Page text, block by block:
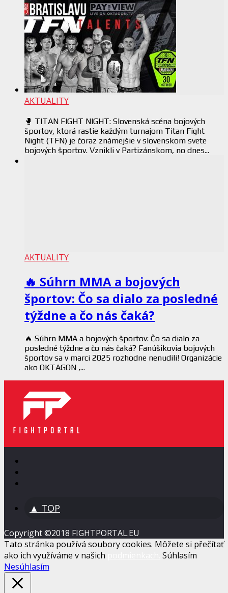
AKTUALITY
🥊 TITAN FIGHT NIGHT: Slovenská scéna bojových
športov, ktorá rastie každým turnajom Titan Fight
Night (TFN) je čoraz známejšie v slovenskom svete
bojových športov. Vznikli v Partizánskom, no dnes...
AKTUALITY
🔥 Súhrn MMA a bojových
športov: Čo sa dialo za posledné
týždne a čo nás čaká?
🔥 Súhrn MMA a bojových športov: Čo sa dialo za
posledné týždne a čo nás čaká? Fanúšikovia bojových
športov sa v marci 2025 rozhodne nenudili! Organizácie
ako OKTAGON ,...
▲ TOP
Copyright ©2018 FIGHTPORTAL.EU
Tato stránka používá soubory cookies. Môžete si přečítať
ako ich využíváme v našich
Súhlasím
Nesúhlasím